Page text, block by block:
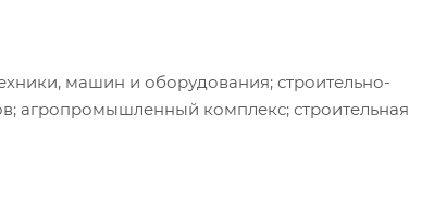
машин и оборудования; строительно-
агропромышленный комплекс; строительная